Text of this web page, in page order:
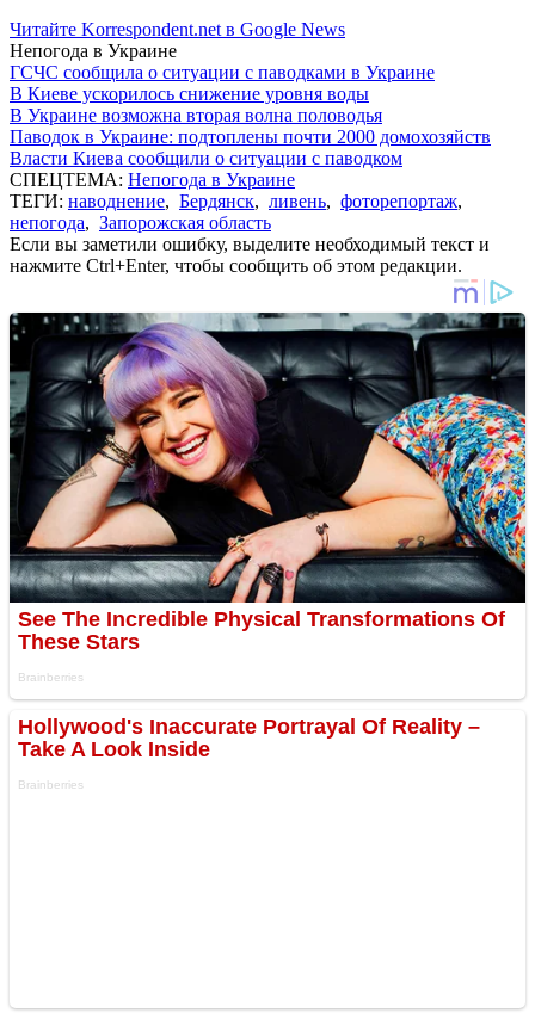
Читайте Korrespondent.net в Google News
Непогода в Украине
ГСЧС сообщила о ситуации с паводками в Украине
В Киеве ускорилось снижение уровня воды
В Украине возможна вторая волна половодья
Паводок в Украине: подтоплены почти 2000 домохозяйств
Власти Киева сообщили о ситуации с паводком
СПЕЦТЕМА: Непогода в Украине
ТЕГИ: наводнение, Бердянск, ливень, фоторепортаж,
непогода, Запорожская область
Если вы заметили ошибку, выделите необходимый текст и
нажмите Ctrl+Enter, чтобы сообщить об этом редакции.